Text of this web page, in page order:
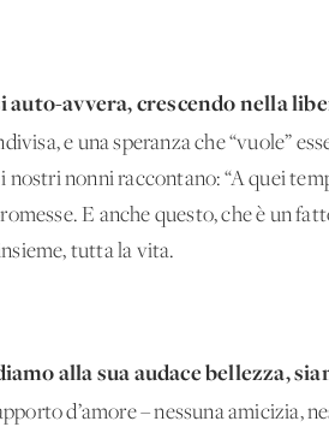
auto-avvera, crescendo nella
e una speranza che “vuole”
nonni raccontano: “A quei
E anche questo, che è un
tutta la vita.
alla sua audace bellezza,
d’amore – nessuna amicizia,